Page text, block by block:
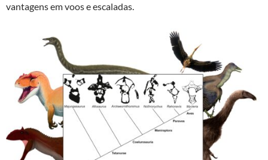
vantagens em voos e escaladas.